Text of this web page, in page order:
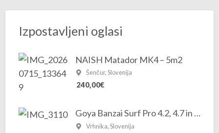
Izpostavljeni oglasi
NAISH Matador MK4 – 5m2
Šenčur, Slovenija
240,00€
Goya Banzai Surf Pro 4.2, 4.7 in 5.3 2025/2026
Vrhnika, Slovenija